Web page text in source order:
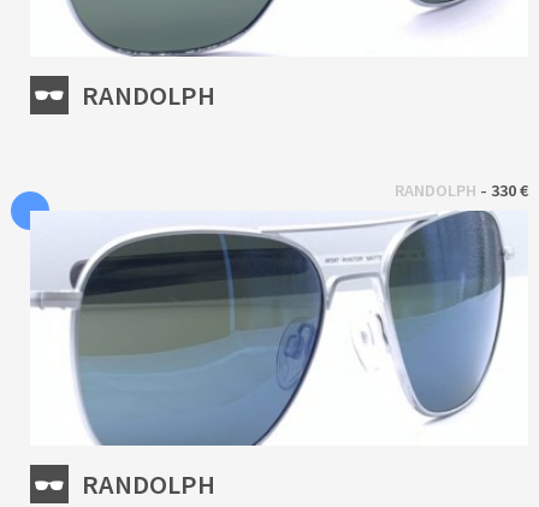
RANDOLPH
RANDOLPH - 330 €
RANDOLPH